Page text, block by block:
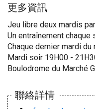
更多資訊
Jeu libre deux mardis
Un entraînement
Chaque dernier mardi
Mardi soir 19H00 -
Boulodrome du Marché
聯絡詳情